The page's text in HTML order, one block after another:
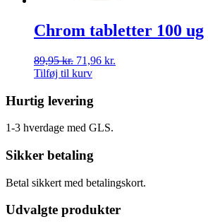
Chrom tabletter 100 ug
89,95kr. 71,96 kr.
Tilføj til kurv
Hurtig levering
1-3 hverdage med GLS.
Sikker betaling
Betal sikkert med betalingskort.
Udvalgte produkter